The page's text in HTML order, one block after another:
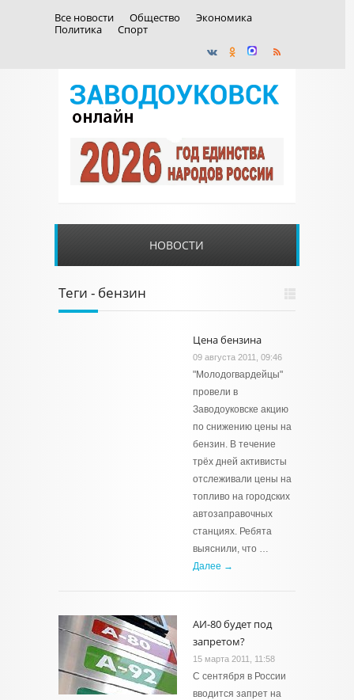
Все новости Общество
Экономика
Политика
Спорт
НОВОСТИ
Теги - бензин
Цена бензина
09 августа 2011, 09:46
"Молодогвардейцы"
провели в
Заводоуковске акцию
по снижению цены на
бензин. В течение
трёх дней активисты
отслеживали цены на
топливо на городских
автозаправочных
станциях. Ребята
выяснили, что …
Далее →
АИ-80 будет под
запретом?
15 марта 2011, 11:58
С сентября в России
вводится запрет на